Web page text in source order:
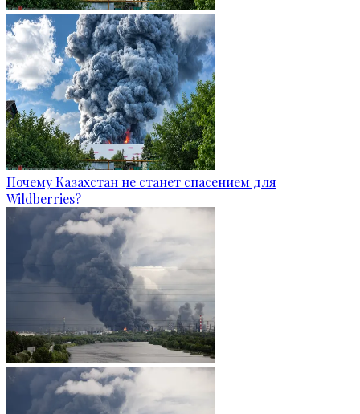
Почему Казахстан не станет спасением для
Wildberries?